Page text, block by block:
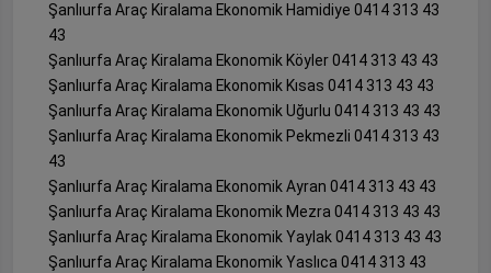
Şanlıurfa Araç Kiralama Ekonomik Hamidiye 0414 313 43
43
Şanlıurfa Araç Kiralama Ekonomik Köyler 0414 313 43 43
Şanlıurfa Araç Kiralama Ekonomik Kısas 0414 313 43 43
Şanlıurfa Araç Kiralama Ekonomik Uğurlu 0414 313 43 43
Şanlıurfa Araç Kiralama Ekonomik Pekmezli 0414 313 43
43
Şanlıurfa Araç Kiralama Ekonomik Ayran 0414 313 43 43
Şanlıurfa Araç Kiralama Ekonomik Mezra 0414 313 43 43
Şanlıurfa Araç Kiralama Ekonomik Yaylak 0414 313 43 43
Şanlıurfa Araç Kiralama Ekonomik Yaslıca 0414 313 43